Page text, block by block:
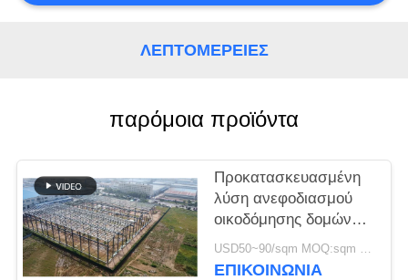
SITEMAP
ΠΟΛΙΤΙΚΉ
ΑΠΟΡΡΉΤΟΥ
ΛΕΠΤΟΜΈΡΕΙΕΣ
παρόμοια προϊόντα
Προκατασκευασμένη
λύση ανεφοδιασμού
οικοδόμησης δομών
χάλυβα για τη
βιομηχανία
USD50~90/sqm MOQ:sqm 1000
ΕΠΙΚΟΙΝΩΝΙΑ